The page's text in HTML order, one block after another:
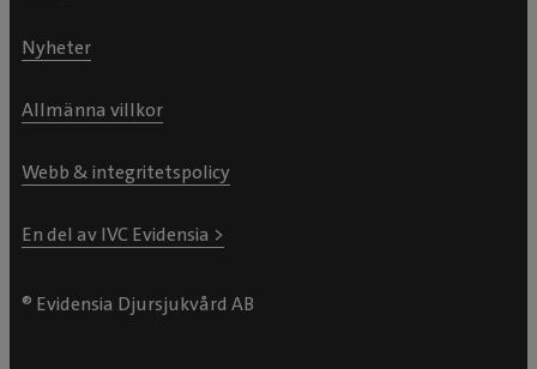
Nyheter
Allmänna villkor
Webb & integritetspolicy
En del av IVC Evidensia >
® Evidensia Djursjukvård AB